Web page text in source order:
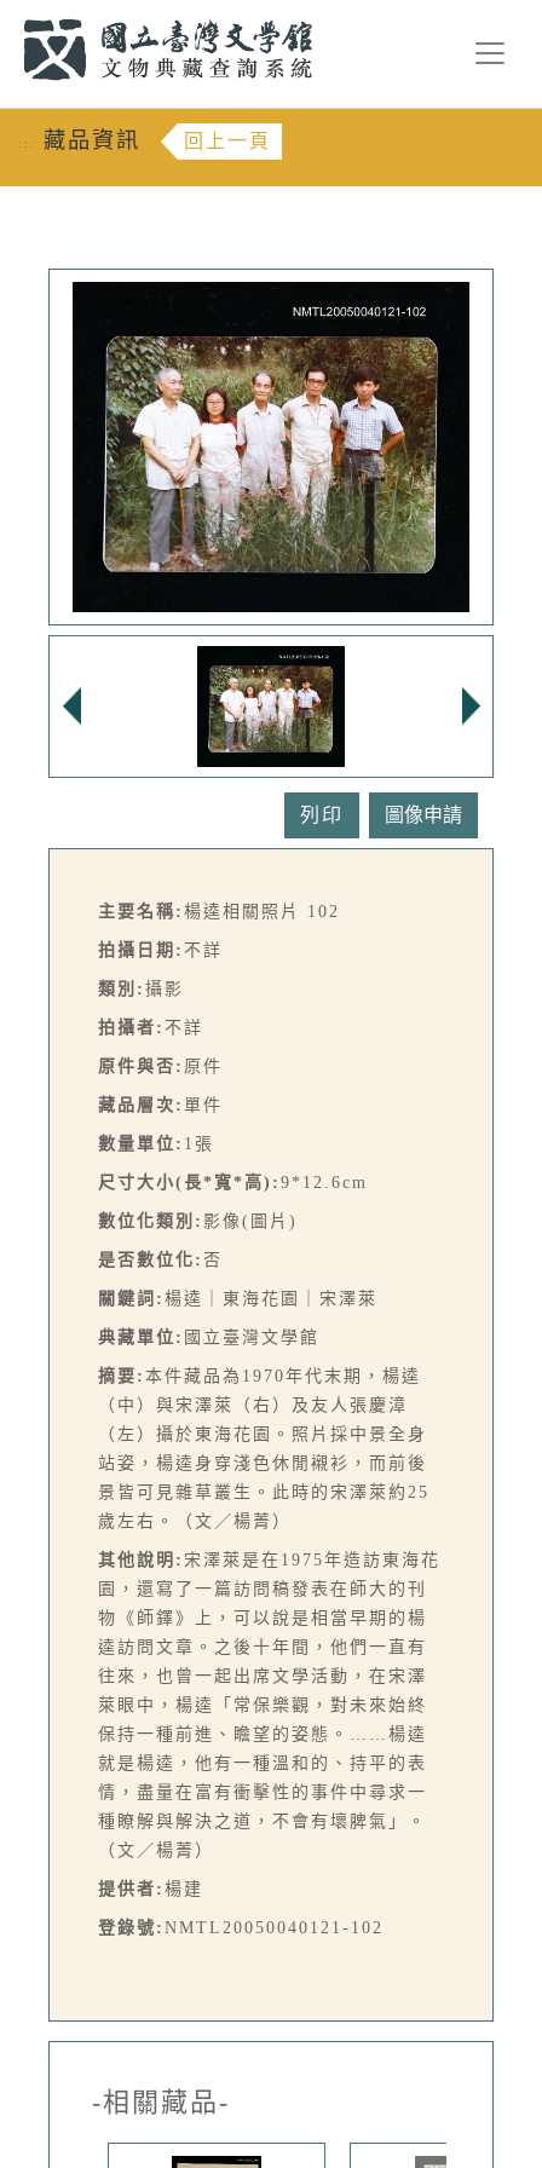
::: 藏品資訊 回上一頁
列印
主要名稱: 楊逵相關照片 102
拍攝日期: 不詳
類別: 攝影
拍攝者: 不詳
原件與否: 原件
藏品層次: 單件
數量單位: 1張
尺寸大小(長*寬*高): 9*12.6cm
數位化類別: 影像(圖片)
是否數位化: 否
關鍵詞: 楊逵｜東海花園｜宋澤萊
典藏單位: 國立臺灣文學館
摘要: 本件藏品為1970年代末期，楊逵
（中）與宋澤萊（右）及友人張慶漳
（左）攝於東海花園。照片採中景全身
站姿，楊逵身穿淺色休閒襯衫，而前後
景皆可見雜草叢生。此時的宋澤萊約25
歲左右。（文／楊菁）
其他說明: 宋澤萊是在1975年造訪東海花
園，還寫了一篇訪問稿發表在師大的刊
物《師鐸》上，可以說是相當早期的楊
逵訪問文章。之後十年間，他們一直有
往來，也曾一起出席文學活動，在宋澤
萊眼中，楊逵「常保樂觀，對未來始終
保持一種前進、瞻望的姿態。……楊逵
就是楊逵，他有一種溫和的、持平的表
情，盡量在富有衝擊性的事件中尋求一
種瞭解與解決之道，不會有壞脾氣」。
（文／楊菁）
提供者: 楊建
登錄號: NMTL20050040121-102
-相關藏品-